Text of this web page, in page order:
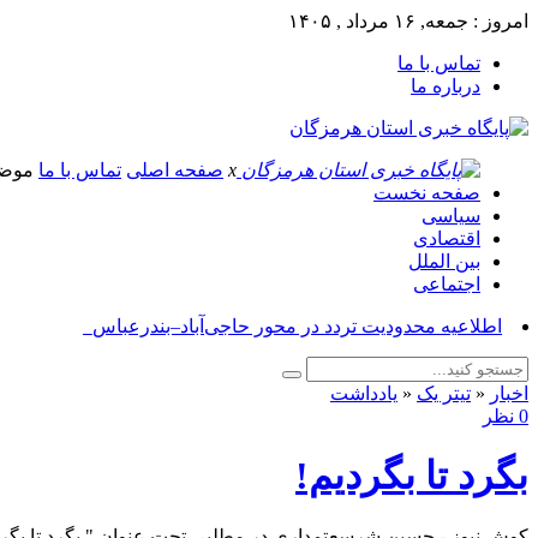
امروز : جمعه, ۱۶ مرداد , ۱۴۰۵
تماس با ما
درباره ما
x صفحه اصلی تماس با ما
صفحه نخست
سیاسی
اقتصادی
بین الملل
اجتماعی
آسوش_
اخبار « تیتر یک « یادداشت
0 نظر
بگرد تا بگردیم!